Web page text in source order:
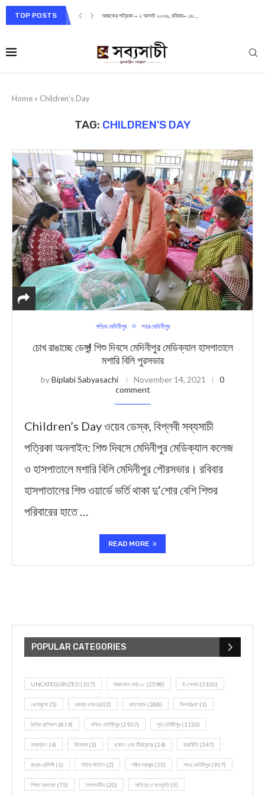
TOP POSTS আজকের পত্রিকা – ২ আগস্ট ২০২৬, রবিবার– ১৬...
Home » Children's Day
TAG: CHILDREN'S DAY
পশ্চিম মেদিনীপুর শহর মেদিনীপুর
চোখ রাঙাচ্ছে ডেঙ্গু! শিশু দিবসে মেদিনীপুর মেডিক্যাল হাসপাতালে
মশারি বিলি পুরসভার
byBiplabi Sabyasachi November 14, 2021
0
comment
Children’s Day ওয়েব ডেস্ক, বিপ্লবী সব্যসাচী
পত্রিকা অনলাইন: শিশু দিবসে মেদিনীপুর মেডিক্যাল কলেজ
ও হাসপাতালে মশারি বিলি মেদিনীপুর পৌরসভার। রবিবার
হাসপাতালের শিশু ওয়ার্ডে ভর্তি থাকা দু’শোর বেশি শিশুর
পরিবারের হাতে …
READ MORE
POPULAR CATEGORIES
UNCATEGORIZED (107) আজকের সেরা ১০ (2598) ই-পেপার (2100)
খেলাধূলো (5) জেলার খবর (602) ঝাড়গ্রাম (388) দিনপঞ্জিকা (1)
দৈনিক রাশিফল (819) পশ্চিম মেদিনীপুর (2937) পূর্ব মেদিনীপুর (1120)
বন্যপ্রাণ (4) বিনোদন(3) ভ্রমণ এবং তীর্থকেন্দ্র (24) রাজনীতি(347)
রান্না-রেসিপী (1) লাইফ স্টাইল (2) শরীর স্বাস্থ্য (15) শহর মেদিনীপুর (917)
শিক্ষা ব্যবস্থা (75) সম্পাদকীয় (20) সাহিত্য ও সংস্কৃতি(5)